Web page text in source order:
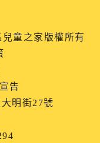
童之家版權所有
告
明街27號